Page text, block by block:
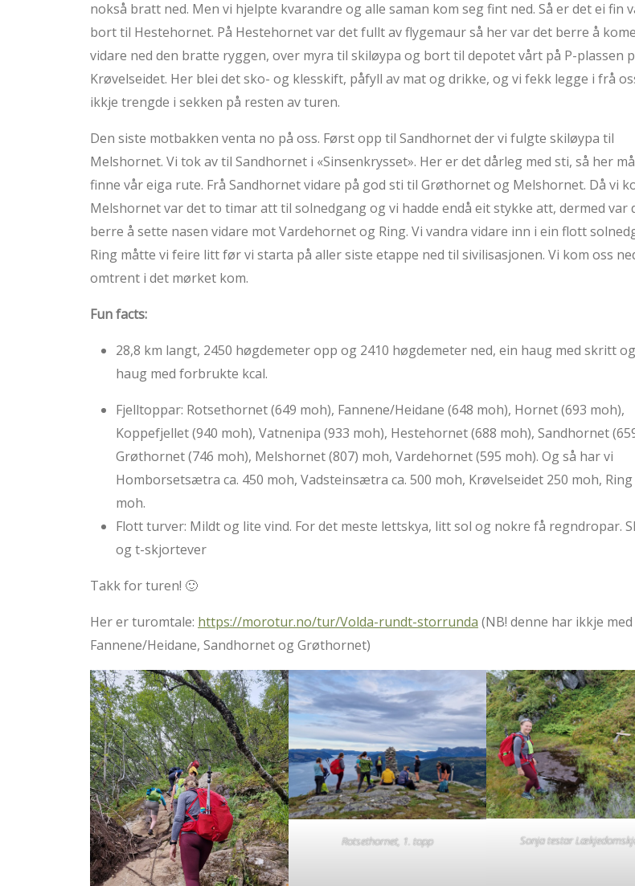
nokså bratt ned. Men vi hjelpte kvarandre og alle saman kom seg fint ned. Så er det ei fin
bort til Hestehornet. På Hestehornet var det fullt av flygemaur så her var det berre å
vidare ned den bratte ryggen, over myra til skiløypa og bort til depotet vårt på P-plassen
Krøvelseidet. Her blei det sko- og klesskift, påfyll av mat og drikke, og vi fekk legge i frå
ikkje trengde i sekken på resten av turen.
Den siste motbakken venta no på oss. Først opp til Sandhornet der vi fulgte skiløypa til
Melshornet. Vi tok av til Sandhornet i «Sinsenkrysset». Her er det dårleg med sti, så her
finne vår eiga rute. Frå Sandhornet vidare på god sti til Grøthornet og Melshornet. Då vi
Melshornet var det to timar att til solnedgang og vi hadde endå eit stykke att, dermed var
berre å sette nasen vidare mot Vardehornet og Ring. Vi vandra vidare inn i ein flott
Ring måtte vi feire litt før vi starta på aller siste etappe ned til sivilisasjonen. Vi kom oss
omtrent i det mørket kom.
Fun facts:
28,8 km langt, 2450 høgdemeter opp og 2410 høgdemeter ned, ein haug med skritt
haug med forbrukte kcal.
Fjelltoppar: Rotsethornet (649 moh), Fannene/Heidane (648 moh), Hornet (693 moh),
Koppefjellet (940 moh), Vatnenipa (933 moh), Hestehornet (688 moh), Sandhornet
Grøthornet (746 moh), Melshornet (807) moh, Vardehornet (595 moh). Og så har vi
Homborsetsætra ca. 450 moh, Vadsteinsætra ca. 500 moh, Krøvelseidet 250 moh, Ring
moh.
Flott turver: Mildt og lite vind. For det meste lettskya, litt sol og nokre få regndropar.
og t-skjortever
Takk for turen! 🙂
Her er turomtale: https://morotur.no/tur/Volda-rundt-storrunda (NB! denne har ikkje med
Fannene/Heidane, Sandhornet og Grøthornet)
Rotsethornet, 1. topp Sonja testar